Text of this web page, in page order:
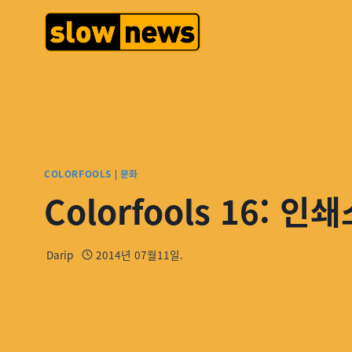
COLORFOOLS | 문화
Colorfools 16: 인쇄
Darip 2014년 07월11일.